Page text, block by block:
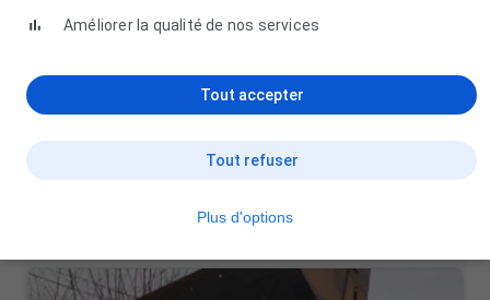
Améliorer la qualité de nos services
Tout refuser
Tout accepter
Plus d'options